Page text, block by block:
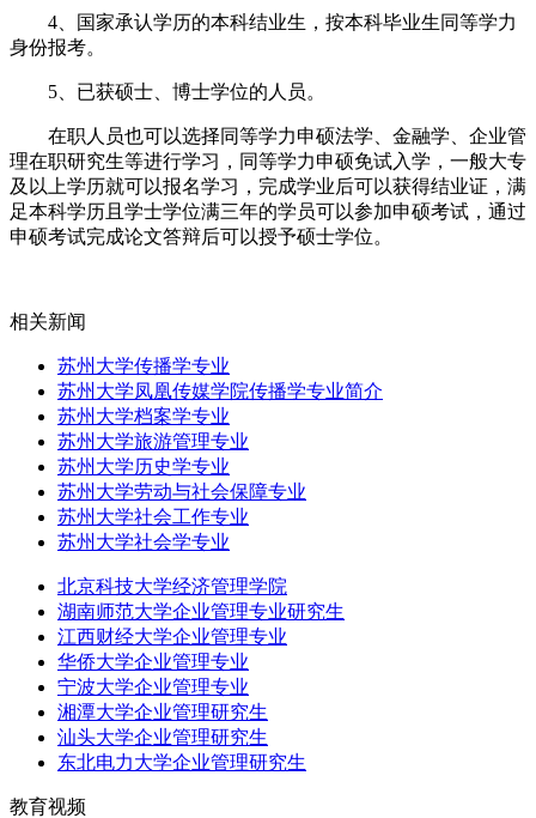
4、国家承认学历的本科结业生，按本科毕业生同等学力
身份报考。
5、已获硕士、博士学位的人员。
在职人员也可以选择同等学力申硕法学、金融学、企业管
理在职研究生等进行学习，同等学力申硕免试入学，一般大专
及以上学历就可以报名学习，完成学业后可以获得结业证，满
足本科学历且学士学位满三年的学员可以参加申硕考试，通过
申硕考试完成论文答辩后可以授予硕士学位。
相关新闻
苏州大学传播学专业
苏州大学凤凰传媒学院传播学专业简介
苏州大学档案学专业
苏州大学旅游管理专业
苏州大学历史学专业
苏州大学劳动与社会保障专业
苏州大学社会工作专业
苏州大学社会学专业
北京科技大学经济管理学院
湖南师范大学企业管理专业研究生
江西财经大学企业管理专业
华侨大学企业管理专业
宁波大学企业管理专业
湘潭大学企业管理研究生
汕头大学企业管理研究生
东北电力大学企业管理研究生
教育视频